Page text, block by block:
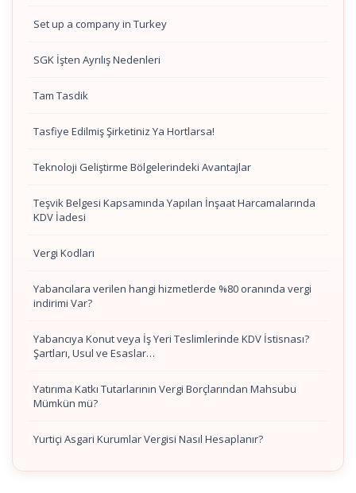
Set up a company in Turkey
SGK İşten Ayrılış Nedenleri
Tam Tasdik
Tasfiye Edilmiş Şirketiniz Ya Hortlarsa!
Teknoloji Geliştirme Bölgelerindeki Avantajlar
Teşvik Belgesi Kapsamında Yapılan İnşaat Harcamalarında
KDV İadesi
Vergi Kodları
Yabancılara verilen hangi hizmetlerde %80 oranında vergi
indirimi Var?
Yabancıya Konut veya İş Yeri Teslimlerinde KDV İstisnası?
Şartları, Usul ve Esaslar…
Yatırıma Katkı Tutarlarının Vergi Borçlarından Mahsubu
Mümkün mü?
Yurtiçi Asgari Kurumlar Vergisi Nasıl Hesaplanır?